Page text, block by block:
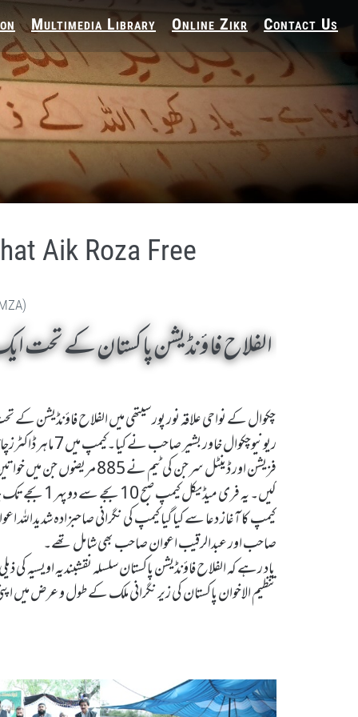
Multimedia Library Online Zikr Contact Us
Aik Roza Free
الفلاح فاؤنڈیشن پاکستان کے تحت
چکوال کے نواحی علاقہ نور پور سیتھی میں الفلاح فاؤنڈیشن کے
ریونیوچکوال
فزیشن اور ڈینٹل سرجن کی
کیں۔ یہ فری میڈیکل کیمپ صبح 10 بجے سے دوپہر 1 بجے تک جاری رہا۔آنکھوں کے مریضوں کو مفت عینکیں بھی لگائی گئیں۔
کیمپ کا آغاز دعا سے کیا گیا کیمپ کی نگرانی صاحبزادہ
صاحب اور عبدالرقیب اعوان صاحب بھی شامل تھے۔
یاد رہے کہ الفلاح فاؤنڈیشن پاکستان سلسلہ نقشبندیہ اویسیہ
تنظیم الاخوان پاکستان کی زیر نگرانی ملک کے طول و عرض